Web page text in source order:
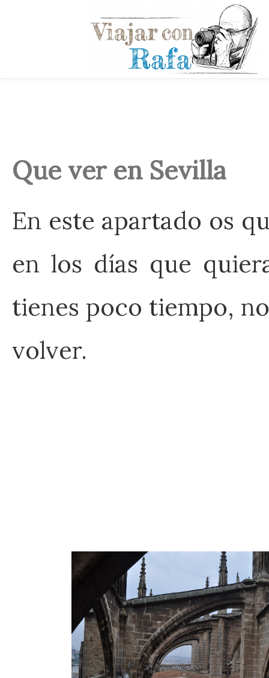
Que ver en Sevilla
En este apartado os
en los días que
tienes poco tiempo,
volver.